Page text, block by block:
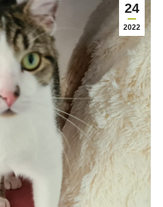
24
2022